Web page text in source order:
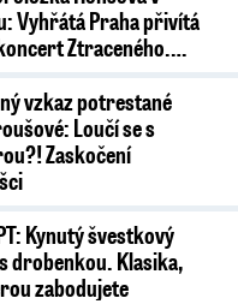
Vyhřátá Praha přivítá
Ztraceného.…
vzkaz potrestané
Loučí se s
Zaskočení
Kynutý švestkový
drobenkou. Klasika,
zabodujete